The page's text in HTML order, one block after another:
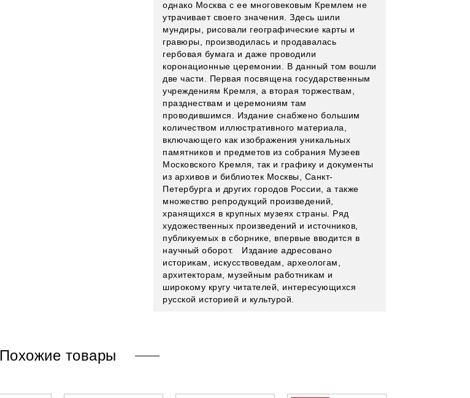
однако Москва с ее многовековым Кремлем не
утрачивает своего значения. Здесь шили
мундиры, рисовали географические карты и
гравюры, производилась и продавалась
гербовая бумага и даже проводили
коронационные церемонии. В данный том вошли
две части. Первая посвящена государственным
учреждениям Кремля, а вторая торжествам,
празднествам и церемониям там
проводившимся. Издание снабжено большим
количеством иллюстративного материала,
включающего как изображения уникальных
памятников и предметов из собрания Музеев
Московского Кремля, так и графику и документы
из архивов и библиотек Москвы, Санкт-
Петербурга и других городов России, а также
множество репродукций произведений,
хранящихся в крупных музеях страны. Ряд
художественных произведений и источников,
публикуемых в сборнике, впервые вводится в
научный оборот. Издание адресовано
историкам, искусствоведам, археологам,
архитекторам, музейным работникам и
широкому кругу читателей, интересующихся
русской историей и культурой.
Похожие товары